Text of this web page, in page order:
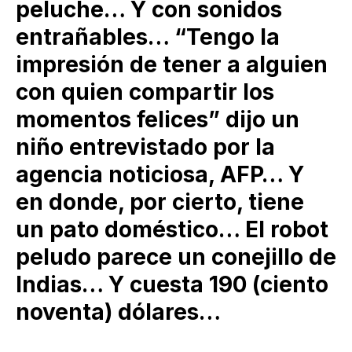
peluche… Y con sonidos
entrañables… “Tengo la
impresión de tener a alguien
con quien compartir los
momentos felices” dijo un
niño entrevistado por la
agencia noticiosa, AFP… Y
en donde, por cierto, tiene
un pato doméstico… El robot
peludo parece un conejillo de
Indias… Y cuesta 190 (ciento
noventa) dólares…